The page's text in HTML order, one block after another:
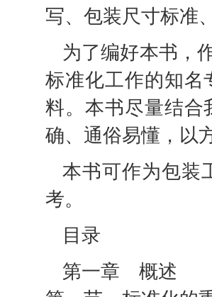
写、包装尺寸标准
为了编好本书，
标准化工作的知名
料。本书尽量结合
确、通俗易懂，以
本书可作为包装
考。
目录
第一章 概述